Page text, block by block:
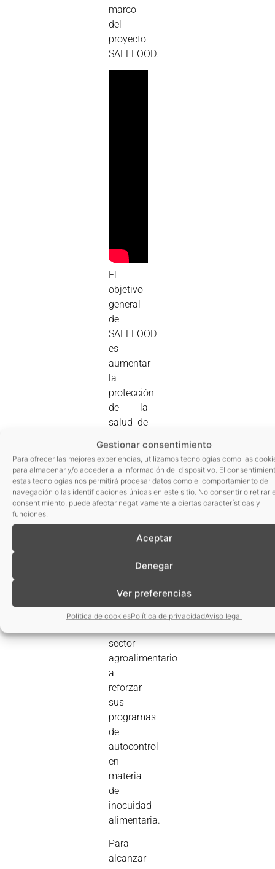
Gestionar consentimiento
Para ofrecer las mejores experiencias, utilizamos tecnologías como las
para almacenar y/o acceder a la información del dispositivo. El
estas tecnologías nos permitirá procesar datos como el comportamiento de
navegación o las identificaciones únicas en este sitio. No consentir o retirar
consentimiento, puede afectar negativamente a ciertas características y
funciones.
Aceptar
Denegar
Ver preferencias
Política de cookiesPolítica de privacidadAviso legal
marco
del
proyecto
SAFEFOOD.
El
objetivo
general
de
SAFEFOOD
es
aumentar
la
protección
de la
salud de
consumidores
a través
del
desarrollo
nuevas
herramientas
a las
empresas
sector
agroalimentario
a
reforzar
sus
programas
de
autocontrol
en
materia
de
inocuidad
alimentaria.
Para
alcanzar